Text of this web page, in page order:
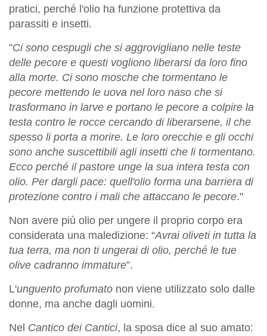
pratici, perché l'olio ha funzione protettiva da
parassiti e insetti.
"Ci sono cespugli che si aggrovigliano nelle teste
delle pecore e questi vogliono liberarsi da loro fino
alla morte. Ci sono mosche che tormentano le
pecore mettendo le uova nel loro naso che si
trasformano in larve e portano le pecore a colpire la
testa contro le rocce cercando di liberarsene, il che
spesso li porta a morire. Le loro orecchie e gli occhi
sono anche suscettibili agli insetti che li tormentano.
Ecco perché il pastore unge la sua intera testa con
olio. Per dargli pace: quell'olio forma una barriera di
protezione contro i mali che attaccano le pecore."
Non avere più olio per ungere il proprio corpo era
considerata una maledizione: “Avrai oliveti in tutta la
tua terra, ma non ti ungerai di olio, perché le tue
olive cadranno immature”.
L'unguento profumato non viene utilizzato solo dalle
donne, ma anche dagli uomini.
Nel Cantico dei Cantici, la sposa dice al suo amato: